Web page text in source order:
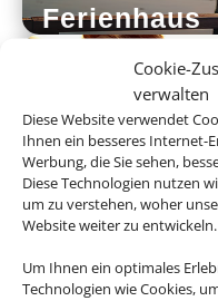
Cookie-
verwalten
Diese Website verwendet
Ihnen ein besseres Internet-
Werbung, die Sie sehen,
Diese Technologien nutzen
um zu verstehen, woher
Website weiter zu entwickeln.
Um Ihnen ein optimales
Technologien wie Cookies,
Ferienhaus
Hotel und